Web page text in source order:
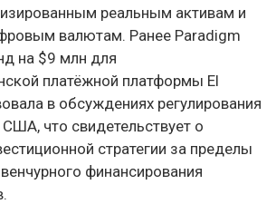
реальным активам и
валютам. Ранее Paradigm
на $9 млн для
платёжной платформы El
в обсуждениях регулирования
что свидетельствует о
стратегии за пределы
финансирования